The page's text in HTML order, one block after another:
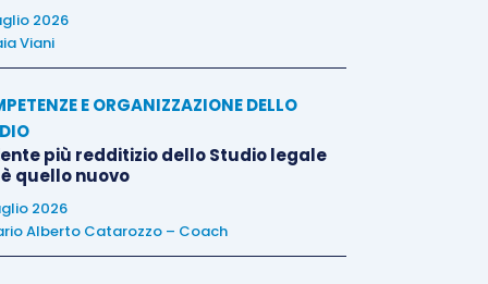
2026
Viani
E ORGANIZZAZIONE DELLO
più redditizio dello Studio legale
quello nuovo
2026
Alberto Catarozzo – Coach